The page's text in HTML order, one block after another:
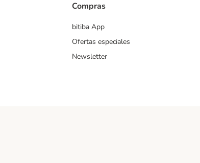
Compras
bitiba App
Ofertas especiales
Newsletter